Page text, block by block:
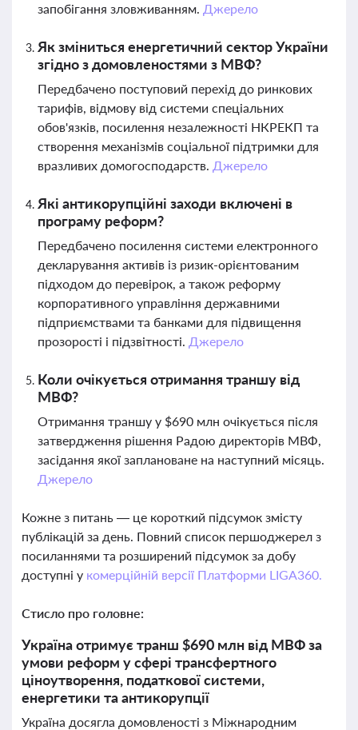
запобігання зловживанням. Джерело
Як зміниться енергетичний сектор України
згідно з домовленостями з МВФ?
Передбачено поступовий перехід до ринкових
тарифів, відмову від системи спеціальних
обов'язків, посилення незалежності НКРЕКП та
створення механізмів соціальної підтримки для
вразливих домогосподарств. Джерело
Які антикорупційні заходи включені в
програму реформ?
Передбачено посилення системи електронного
декларування активів із ризик-орієнтованим
підходом до перевірок, а також реформу
корпоративного управління державними
підприємствами та банками для підвищення
прозорості і підзвітності. Джерело
Коли очікується отримання траншу від
МВФ?
Отримання траншу у $690 млн очікується після
затвердження рішення Радою директорів МВФ,
засідання якої заплановане на наступний місяць.
Джерело
Кожне з питань — це короткий підсумок змісту
публікацій за день. Повний список першоджерел з
посиланнями та розширений підсумок за добу
доступні у комерційній версії Платформи LIGA360.
Стисло про головне:
Україна отримує транш $690 млн від МВФ за
умови реформ у сфері трансфертного
ціноутворення, податкової системи,
енергетики та антикорупції
Україна досягла домовленості з Міжнародним